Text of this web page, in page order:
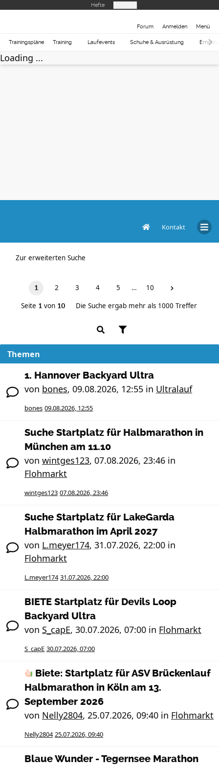
Hefte
Forum Anmelden Menü
Trainingspläne Training Laufevents Schuhe & Ausrüstung
Loading ...
Kontakt
Zur erweiterten Suche
1 2 3 4 5 … 10
Seite 1 von 10 Die Suche ergab mehr als 1000 Treffer
Themen
1. Hannover Backyard Ultra
von bones, 09.08.2026, 12:55 in Ultralauf
bones 09.08.2026, 12:55
Suche Startplatz für Halbmarathon in
München am 11.10
von wintges123, 07.08.2026, 23:46 in
Flohmarkt
wintges123 07.08.2026, 23:46
Suche Startplatz für LakeGarda
Halbmarathon im April 2027
von L.meyer174, 31.07.2026, 22:00 in
Flohmarkt
L.meyer174 31.07.2026, 22:00
BIETE Startplatz für Devils Loop
Backyard Ultra
von S_capE, 30.07.2026, 07:00 in Flohmarkt
S_capE 30.07.2026, 07:00
Biete: Startplatz für ASV Brückenlauf
Halbmarathon in Köln am 13.
September 2026
von Nelly2804, 25.07.2026, 09:40 in Flohmarkt
Nelly2804 25.07.2026, 09:40
Blaue Wunder - Tegernsee Marathon